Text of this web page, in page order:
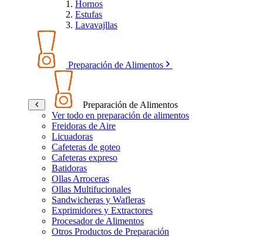
Hornos
Estufas
Lavavajllas
Preparación de Alimentos
Preparación de Alimentos
Ver todo en preparación de alimentos
Freidoras de Aire
Licuadoras
Cafeteras de goteo
Cafeteras expreso
Batidoras
Ollas Arroceras
Ollas Multifucionales
Sandwicheras y Wafleras
Exprimidores y Extractores
Procesador de Alimentos
Otros Productos de Preparación